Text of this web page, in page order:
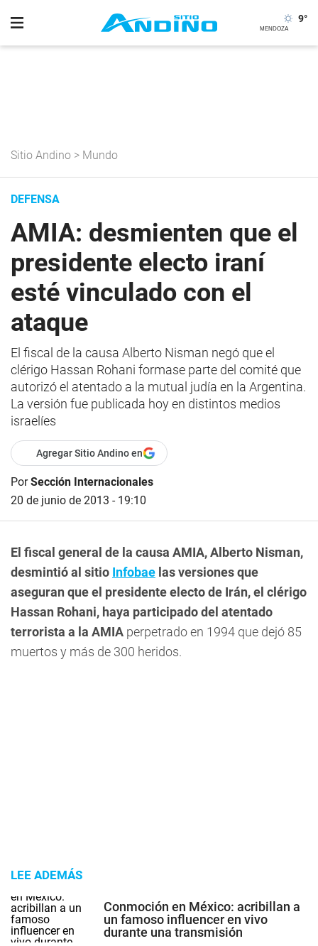
9°
Sitio Andino > Mundo
DEFENSA
AMIA: desmienten que el
presidente electo iraní
esté vinculado con el
ataque
El fiscal de la causa Alberto Nisman negó que el
clérigo Hassan Rohani formase parte del comité que
autorizó el atentado a la mutual judía en la Argentina.
La versión fue publicada hoy en distintos medios
israelíes
Agregar Sitio Andino en
PorSección Internacionales
20 de junio de 2013 - 19:10
El fiscal general de la causa AMIA, Alberto Nisman,
desmintió al sitio Infobae las versiones que
aseguran que el presidente electo de Irán, el clérigo
Hassan Rohani, haya participado del atentado
terrorista a la AMIA perpetrado en 1994 que dejó 85
muertos y más de 300 heridos.
LEE ADEMÁS
Conmoción en México: acribillan a
un famoso influencer en vivo
durante una transmisión